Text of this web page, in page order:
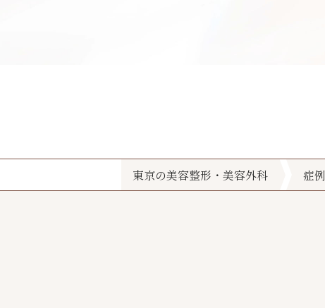
東京の美容整形・美容外科 症